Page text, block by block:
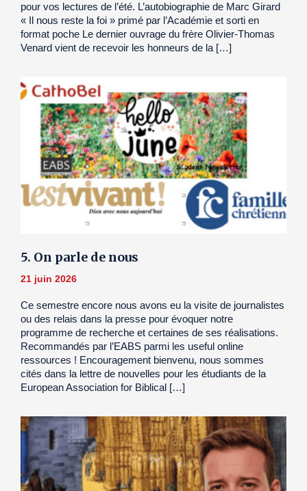
pour vos lectures de l’été. L’autobiographie de Marc Girard
« Il nous reste la foi » primé par l’Académie et sorti en
format poche Le dernier ouvrage du frère Olivier-Thomas
Venard vient de recevoir les honneurs de la […]
5. On parle de nous
21 juin 2026
Ce semestre encore nous avons eu la visite de journalistes
ou des relais dans la presse pour évoquer notre
programme de recherche et certaines de ses réalisations.
Recommandés par l’EABS parmi les useful online
ressources ! Encouragement bienvenu, nous sommes
cités dans la lettre de nouvelles pour les étudiants de la
European Association for Biblical […]